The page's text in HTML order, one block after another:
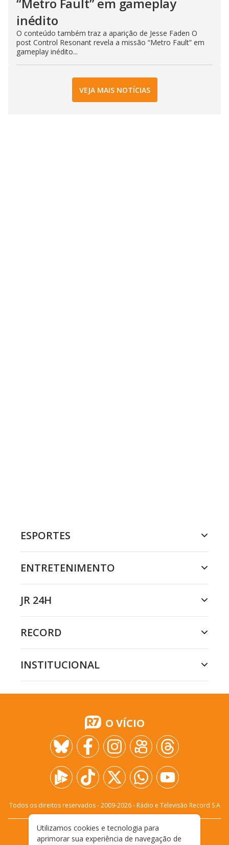
“Metro Fault” em gameplay
inédito
O conteúdo também traz a aparição de Jesse Faden O
post Control Resonant revela a missão “Metro Fault” em
gameplay inédito...
VEJA MAIS NOTÍCIAS
ESPORTES
ENTRETENIMENTO
JR 24H
RECORD
INSTITUCIONAL
O VÍCIO
Todos os direitos reservados - 2009-2026- Rádio e Televisão Record S.A
FALE CONOSCO
PRIVACIDADE
Utilizamos cookies e tecnologia para
aprimorar sua experiência de navegação de